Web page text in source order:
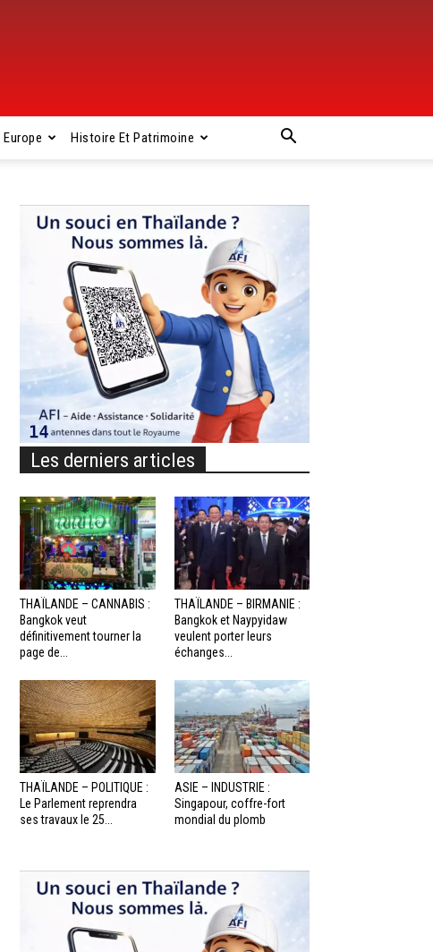
Europe Histoire Et Patrimoine
Les derniers articles
THAÏLANDE – CANNABIS :
Bangkok veut
définitivement tourner la
page de...
THAÏLANDE – BIRMANIE :
Bangkok et Naypyidaw
veulent porter leurs
échanges...
THAÏLANDE – POLITIQUE :
Le Parlement reprendra
ses travaux le 25...
ASIE – INDUSTRIE :
Singapour, coffre-fort
mondial du plomb